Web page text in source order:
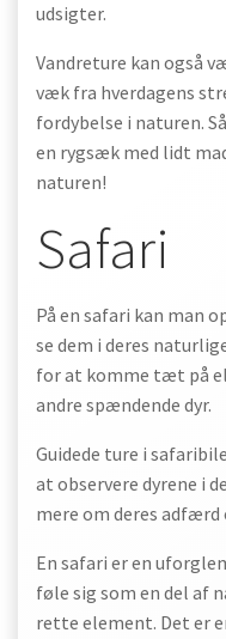
udsigter.
Vandreture kan også
væk fra hverdagens
fordybelse i naturen.
en rygsæk med lidt
naturen!
Safari
På en safari kan man
se dem i deres
for at komme tæt på
andre spændende dyr.
Guidede ture i
at observere dyrene i
mere om deres adfærd
En safari er en
føle sig som en del af
rette element. Det er